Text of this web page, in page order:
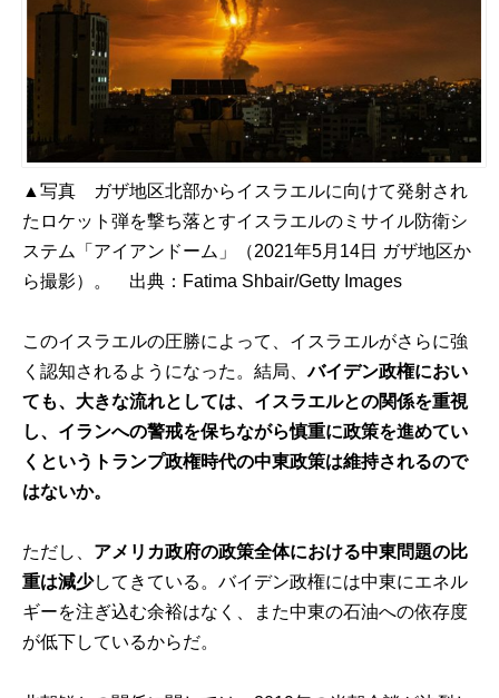
▲写真 ガザ地区北部からイスラエルに向けて発射され
たロケット弾を撃ち落とすイスラエルのミサイル防衛シ
ステム「アイアンドーム」（2021年5月14日 ガザ地区か
ら撮影）。 出典： Fatima Shbair/Getty Images
このイスラエルの圧勝によって、イスラエルがさらに強
く認知されるようになった。結局、バイデン政権におい
ても、大きな流れとしては、イスラエルとの関係を重視
し、イランへの警戒を保ちながら慎重に政策を進めてい
くというトランプ政権時代の中東政策は維持されるので
はないか。
ただし、 アメリカ政府の政策全体における中東問題の比
重は減少してきている。バイデン政権には中東にエネル
ギーを注ぎ込む余裕はなく、また中東の石油への依存度
が低下しているからだ。